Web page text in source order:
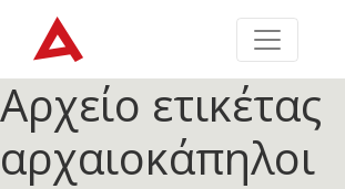
Αρχείο ετικέτας
αρχαιοκάπηλοι